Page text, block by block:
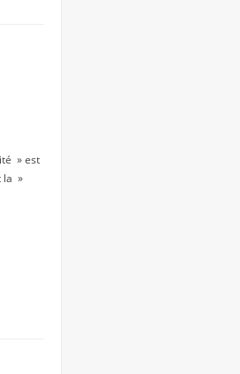
» est
la »